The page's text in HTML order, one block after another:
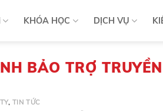
KHÓA HỌC DỊCH VỤ
BẢO TRỢ
, TIN TỨC